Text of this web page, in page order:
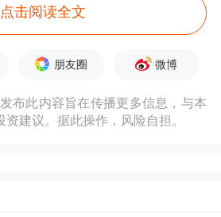
作为具身智能机器人的
巧手生产研发的因时机
，2016年的灵巧手还是
点击阅读全文
朋友圈 微博
布此内容旨在传播更多信息，与本
建议。据此操作，风险自担。